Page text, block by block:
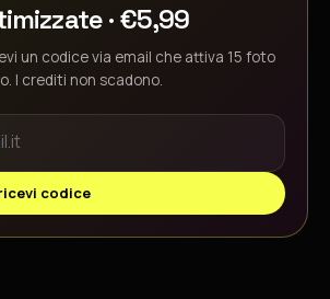
·€5,99
un codice via email che attiva 15 foto
I crediti non scadono.
codice